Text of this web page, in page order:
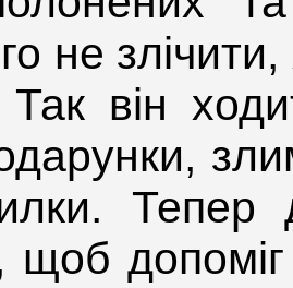
не
Так він
Тепер
щоб